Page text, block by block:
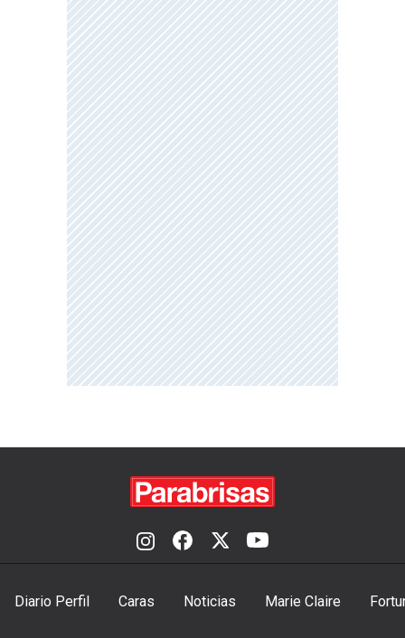
Diario Perfil Caras Noticias Marie Claire